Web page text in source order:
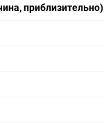
приблизительно)